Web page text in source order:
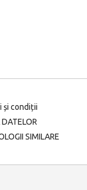
și condiții
SIMILARE